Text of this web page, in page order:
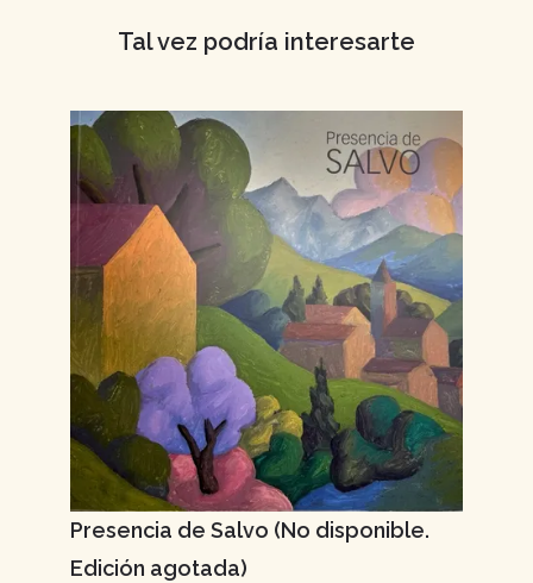
Tal vez podría interesarte
Presencia de Salvo (No disponible.
Edición agotada)